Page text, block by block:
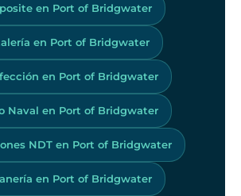
en Port of Bridgwater
en Port of Bridgwater
en Port of Bridgwater
Naval en Port of Bridgwater
NDT en Port of Bridgwater
en Port of Bridgwater